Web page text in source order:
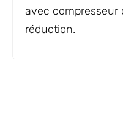
avec compresseur
réduction.